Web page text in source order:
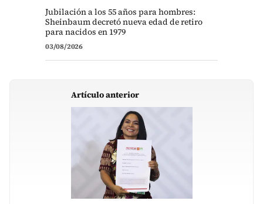
Jubilación a los 55 años para hombres:
Sheinbaum decretó nueva edad de retiro
para nacidos en 1979
03/08/2026
Artículo anterior